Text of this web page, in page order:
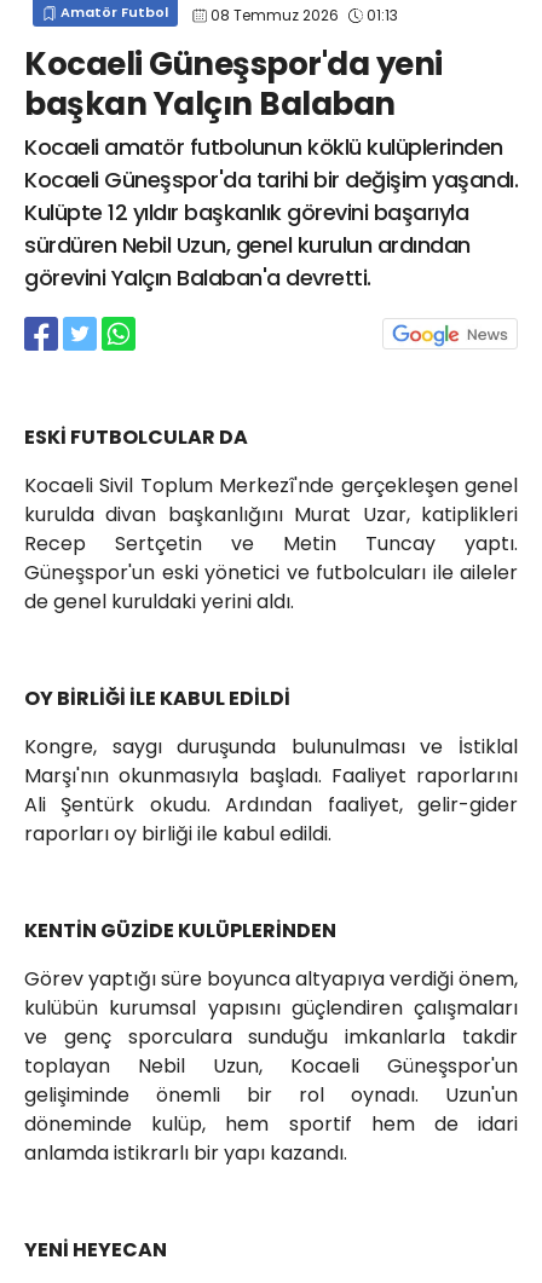
Amatör Futbol 08 Temmuz 2026 01:13
Kocaeli Güneşspor'da yeni
başkan Yalçın Balaban
Kocaeli amatör futbolunun köklü kulüplerinden
Kocaeli Güneşspor'da tarihi bir değişim yaşandı.
Kulüpte 12 yıldır başkanlık görevini başarıyla
sürdüren Nebil Uzun, genel kurulun ardından
görevini Yalçın Balaban'a devretti.
ESKİ FUTBOLCULAR DA
Kocaeli Sivil Toplum Merkezî'nde gerçekleşen genel
kurulda divan başkanlığını Murat Uzar, katiplikleri
Recep Sertçetin ve Metin Tuncay yaptı.
Güneşspor'un eski yönetici ve futbolcuları ile aileler
de genel kuruldaki yerini aldı.
OY BİRLİĞİ İLE KABUL EDİLDİ
Kongre, saygı duruşunda bulunulması ve İstiklal
Marşı'nın okunmasıyla başladı. Faaliyet raporlarını
Ali Şentürk okudu. Ardından faaliyet, gelir-gider
raporları oy birliği ile kabul edildi.
KENTİN GÜZİDE KULÜPLERİNDEN
Görev yaptığı süre boyunca altyapıya verdiği önem,
kulübün kurumsal yapısını güçlendiren çalışmaları
ve genç sporculara sunduğu imkanlarla takdir
toplayan Nebil Uzun, Kocaeli Güneşspor'un
gelişiminde önemli bir rol oynadı. Uzun'un
döneminde kulüp, hem sportif hem de idari
anlamda istikrarlı bir yapı kazandı.
YENİ HEYECAN
info@spor41.com